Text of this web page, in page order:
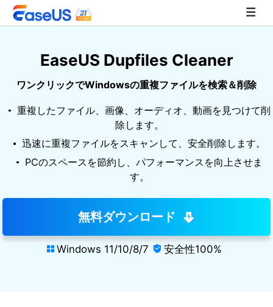
EaseUSEaseUS Dupfiles Cleaner
ワンクリックでWindowsの重複ファイルを検索＆削除
重複したファイル、画像、オーディオ、動画を見つけて削
除します。
迅速に重複ファイルをスキャンして、安全削除します。
PCのスペースを節約し、パフォーマンスを向上させま
す。
無料ダウンロード
 Windows 11/10/8/7  安全性100%